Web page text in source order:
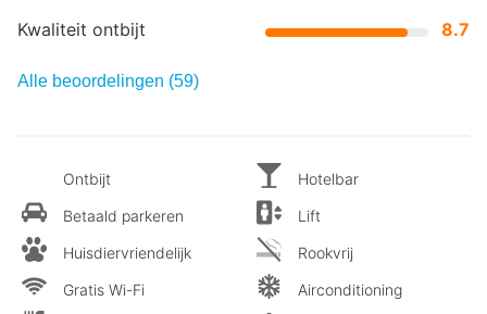
Kwaliteit ontbijt
8.7
Alle beoordelingen (59)
Ontbijt
Betaald parkeren
Huisdiervriendelijk
Gratis Wi-Fi
Hotelbar
Lift
Rookvrij
Airconditioning